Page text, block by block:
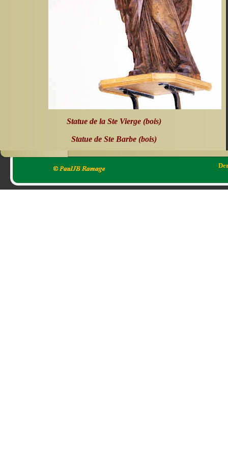
Statue de la Ste Vierge (bois)
Statue de Ste Barbe (bois)